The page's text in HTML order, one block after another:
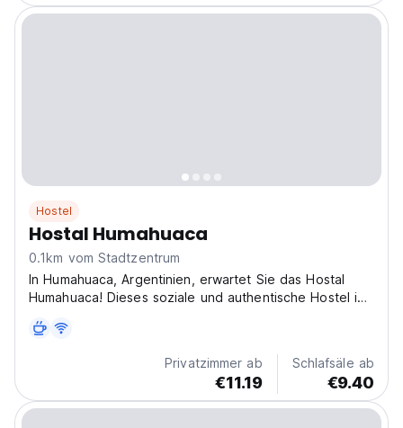
Hostel
Hostal Humahuaca
0.1km vom Stadtzentrum
In Humahuaca, Argentinien, erwartet Sie das Hostal
Humahuaca! Dieses soziale und authentische Hostel in
der besten Hostels in Humahuaca, um UNESCO-Stätten
wie Hornocal zu erkunden. (Auto-translated from...
Privatzimmer ab
€11.19
Schlafsäle ab
€9.40